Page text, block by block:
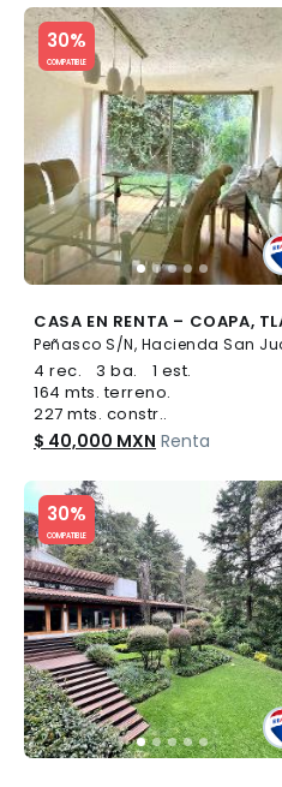
30%
COMPATIBLE
Slide 1 of 5
4 rec. 3 ba.
1 est.
164 mts. terreno.
227 mts. constr..
$ 40,000 MXN Renta
30%
COMPATIBLE
Slide 1 of 5